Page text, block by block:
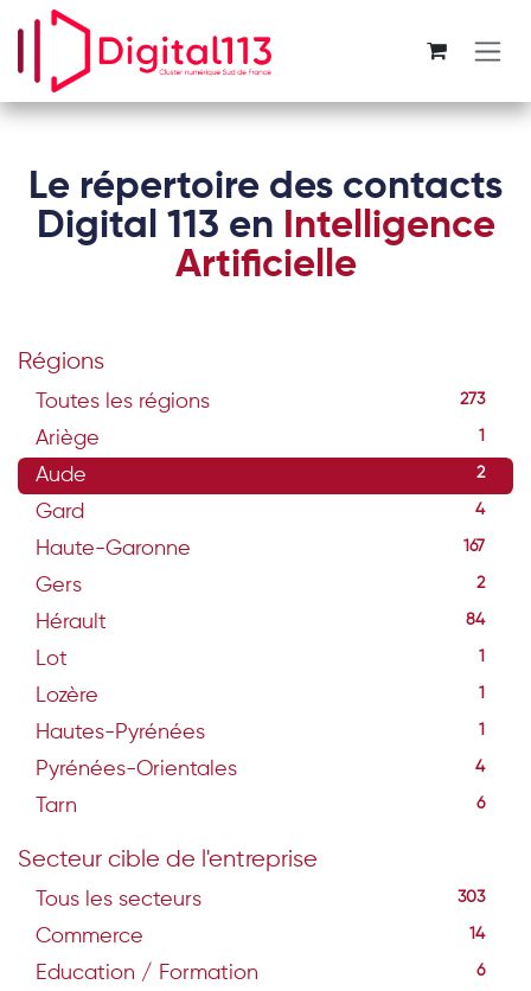
Se rendre au contenu
Le répertoire des contacts
Digital 113 en Intelligence
Artificielle
Régions
Toutes les régions 273
Ariège 1
Aude 2
Gard 4
Haute-Garonne 167
Gers 2
Hérault 84
Lot 1
Lozère 1
Hautes-Pyrénées 1
Pyrénées-Orientales 4
Tarn 6
Secteur cible de l'entreprise
Tous les secteurs 303
Commerce 14
Education / Formation 6